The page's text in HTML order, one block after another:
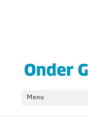
Menu